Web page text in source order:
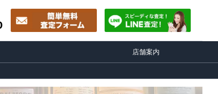
店舗案内